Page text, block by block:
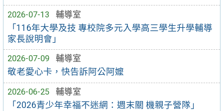
2026-07-13
輔導室
「116年大學及技 專校院多元入學高三學生升學輔導
家長說明會」
2026-07-09
輔導室
敬老愛心卡，快告訴阿公阿嬤
2026-06-25
輔導室
「2026青少年幸福不迷網：週末關 機親子營隊」